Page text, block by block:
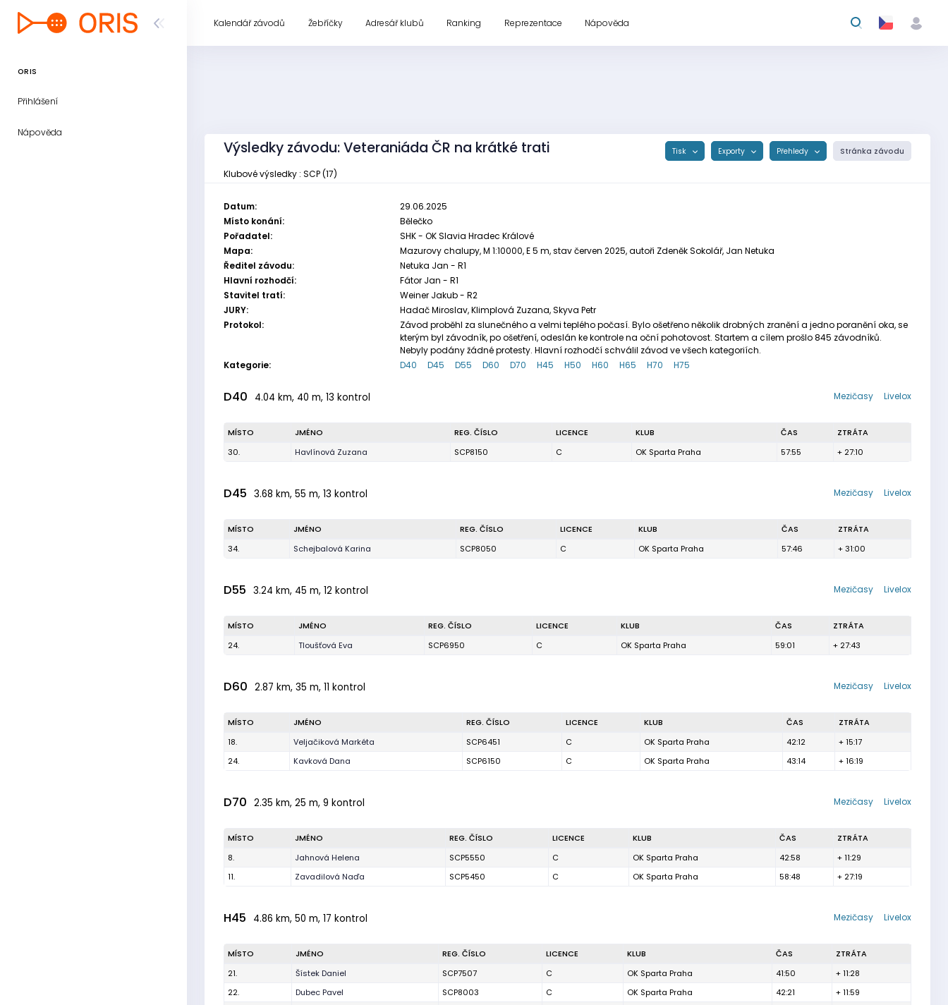
ORIS
Přihlášení
Nápověda
Kalendář závodů Žebříčky Adresář klubů Ranking Reprezentace Nápověda
Výsledky závodu: Veteraniáda ČR na krátké trati Tisk Exporty Přehledy Stránka závodu
Klubové výsledky : SCP (17)
Datum:
29.06.2025
Místo konání:
Bělečko
Pořadatel:
SHK - OK Slavia Hradec Králové
Mapa:
Mazurovy chalupy, M 1:10000, E 5 m, stav červen 2025, autoři Zdeněk Sokolář, Jan Netuka
Ředitel závodu:
Netuka Jan - R1
Hlavní rozhodčí:
Fátor Jan - R1
Stavitel tratí:
Weiner Jakub - R2
JURY:
Hadač Miroslav, Klimplová Zuzana, Skyva Petr
Protokol:
Závod proběhl za slunečného a velmi teplého počasí. Bylo ošetřeno několik drobných zranění a jedno poranění oka, se
kterým byl závodník, po ošetření, odeslán ke kontrole na oční pohotovost. Startem a cílem prošlo 845 závodníků.
Nebyly podány žádné protesty. Hlavní rozhodčí schválil závod ve všech kategoriích.
Kategorie:
D40 D45 D55 D60 D70 H45 H50 H60 H65 H70 H75
D40 4.04 km, 40 m, 13 kontrol Livelox
Mezičasy
MÍSTO JMÉNO REG. ČÍSLO LICENCE KLUB ČAS
ZTRÁTA
30.
Havlínová Zuzana SCP8150 C OK Sparta Praha 57:55 + 27:10
D45 3.68 km, 55 m, 13 kontrol Livelox
Mezičasy
MÍSTO JMÉNO REG. ČÍSLO LICENCE KLUB ČAS
ZTRÁTA
34.
Schejbalová Karina SCP8050 C OK Sparta Praha 57:46 + 31:00
D55 3.24 km, 45 m, 12 kontrol Livelox
Mezičasy
MÍSTO JMÉNO REG. ČÍSLO LICENCE KLUB ČAS
ZTRÁTA
24.
Tloušťová Eva SCP6950 C OK Sparta Praha 59:01 + 27:43
D60 2.87 km, 35 m, 11 kontrol Livelox
Mezičasy
MÍSTO JMÉNO REG. ČÍSLO LICENCE KLUB ČAS
ZTRÁTA
18.
Veljačiková Markéta SCP6451 C OK Sparta Praha 42:12
+ 15:17
24.
Kavková Dana SCP6150 C OK Sparta Praha 43:14 + 16:19
D70 2.35 km, 25 m, 9 kontrol Livelox
Mezičasy
MÍSTO JMÉNO REG. ČÍSLO LICENCE KLUB ČAS
ZTRÁTA
8.
Jahnová Helena SCP5550 C OK Sparta Praha 42:58
+ 11:29
11.
Zavadilová Naďa SCP5450 C OK Sparta Praha 58:48 + 27:19
H45 4.86 km, 50 m, 17 kontrol Livelox
Mezičasy
MÍSTO JMÉNO REG. ČÍSLO LICENCE KLUB ČAS
ZTRÁTA
21.
Šístek Daniel SCP7507 C OK Sparta Praha 41:50
+ 11:28
22.
Dubec Pavel SCP8003 C OK Sparta Praha 42:21
+ 11:59